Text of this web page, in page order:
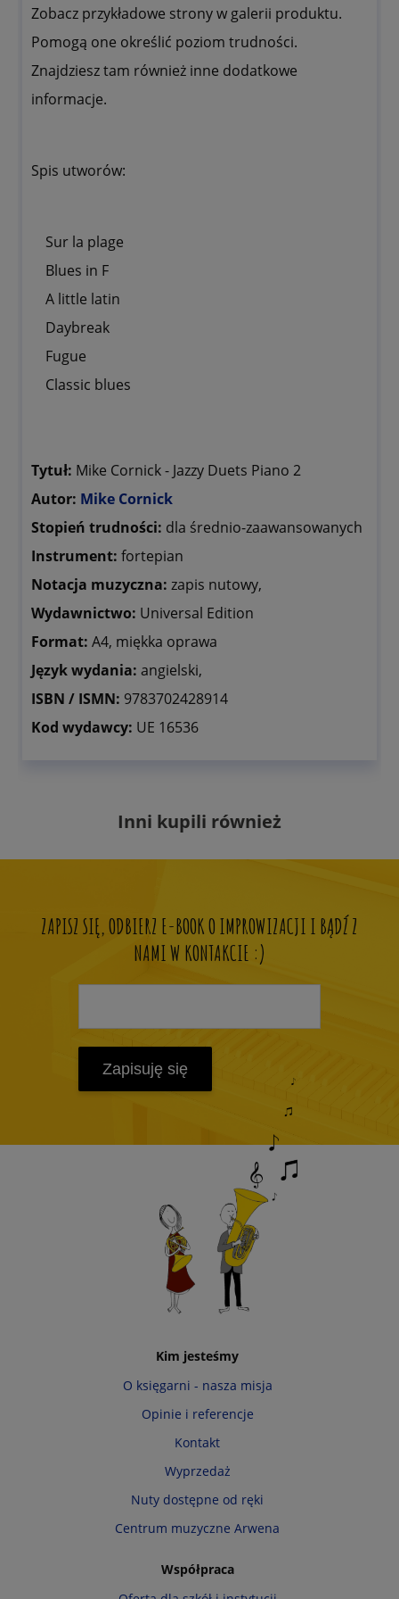
Zobacz przykładowe strony w galerii produktu.
Pomogą one określić poziom trudności.
Znajdziesz tam również inne dodatkowe
informacje.
Spis utworów:
Sur la plage
Blues in F
A little latin
Daybreak
Fugue
Classic blues
Tytuł: Mike Cornick - Jazzy Duets Piano 2
Autor: Mike Cornick
Stopień trudności: dla średnio-zaawansowanych
Instrument: fortepian
Notacja muzyczna: zapis nutowy,
Wydawnictwo: Universal Edition
Format: A4, miękka oprawa
Język wydania: angielski,
ISBN / ISMN: 9783702428914
Kod wydawcy: UE 16536
Inni kupili również
ZAPISZ SIĘ, ODBIERZ E-BOOK O IMPROWIZACJI I BĄDŹ Z
NAMI W KONTAKCIE :)
Zapisuję się
Kim jesteśmy
O księgarni - nasza misja
Opinie i referencje
Kontakt
Wyprzedaż
Nuty dostępne od ręki
Centrum muzyczne Arwena
Współpraca